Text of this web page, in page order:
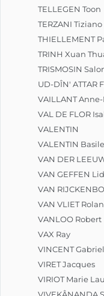
TELLEGEN Toon
TERZANI Tiziano
THIELLEMENT
TRINH Xuan
TRISMOSIN
UD-DÎN' ATTAR
VAILLANT
VAL DE FLOR
VALENTIN
VALENTIN Basile
VAN DER
VAN GEFFEN
VAN
VAN VLIET
VANLOO Robert
VAX Ray
VINCENT
VIRET Jacques
VIRIOT Marie